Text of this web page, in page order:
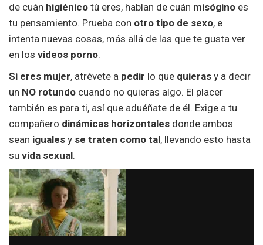
de cuán higiénico tú eres, hablan de cuán misógino es
tu pensamiento. Prueba con otro tipo de sexo, e
intenta nuevas cosas, más allá de las que te gusta ver
en los videos porno.
Si eres mujer, atrévete a pedir lo que quieras y a decir
un NO rotundo cuando no quieras algo. El placer
también es para ti, así que aduéñate de él. Exige a tu
compañero dinámicas horizontales donde ambos
sean iguales y se traten como tal, llevando esto hasta
su vida sexual.